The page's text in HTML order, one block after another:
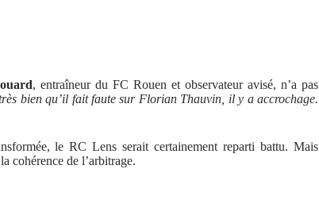
, entraîneur du FC Rouen et observateur avisé, n’a pas
bien qu’il fait faute sur Florian Thauvin, il y a accrochage.
le RC Lens serait certainement reparti battu. Mais
cohérence de l’arbitrage.